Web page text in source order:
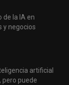
de la IA en
y negocios
artificial
pero puede